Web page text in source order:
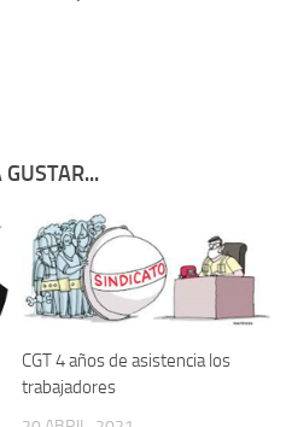
CGT 4 años de asistencia los
trabajadores